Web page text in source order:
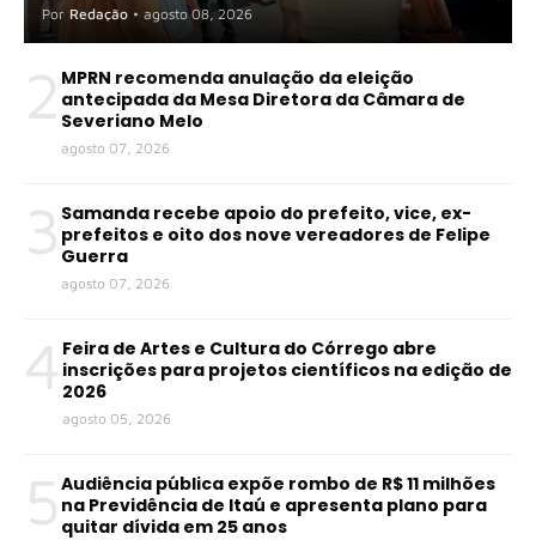
Por Redação • agosto 08, 2026
2 MPRN recomenda anulação da eleição
antecipada da Mesa Diretora da Câmara de
Severiano Melo
agosto 07, 2026
3 Samanda recebe apoio do prefeito, vice, ex-
prefeitos e oito dos nove vereadores de Felipe
Guerra
agosto 07, 2026
4 Feira de Artes e Cultura do Córrego abre
inscrições para projetos científicos na edição de
2026
agosto 05, 2026
5 Audiência pública expõe rombo de R$ 11 milhões
na Previdência de Itaú e apresenta plano para
quitar dívida em 25 anos